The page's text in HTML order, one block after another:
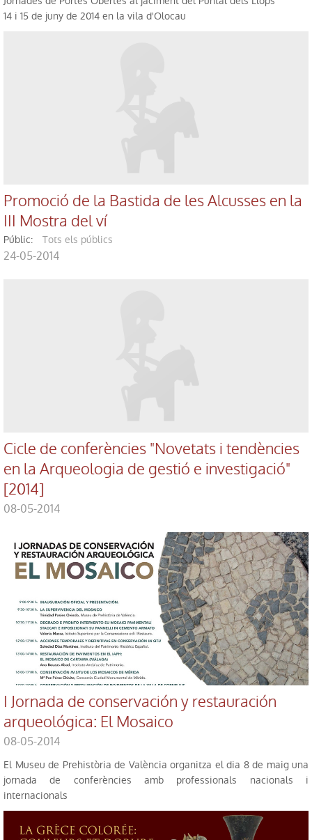
14 i 15 de juny de 2014 en la vila d'Olocau
Promoció de la Bastida de les Alcusses en la
III Mostra del ví
públic: Tots els públics
24-05-2014
Cicle de conferències "Novetats i tendències
en la Arqueologia de gestió e investigació"
[2014]
08-05-2014
I Jornada de conservación y restauración
arqueológica: El Mosaico
08-05-2014
El Museu de Prehistòria de València organitza el dia 8 de maig una
jornada de conferències amb professionals nacionals i
internacionals